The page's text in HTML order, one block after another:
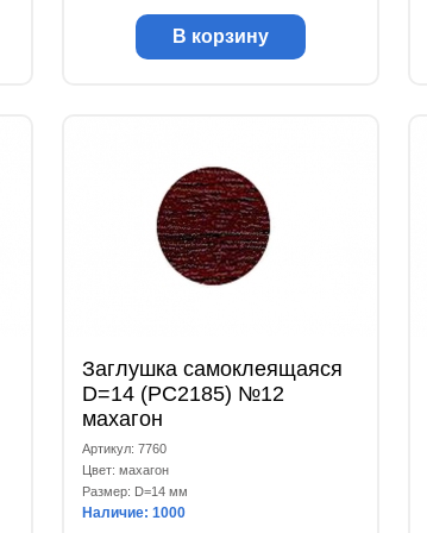
В корзину
Заглушка самоклеящаяся
D=14 (РС2185) №12
махагон
Артикул: 7760
Цвет: махагон
Размер: D=14 мм
Наличие: 1000